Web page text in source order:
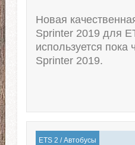
Новая
Sprinter 2019 для
используется пока
Sprinter 2019.
ETS 2 /Автобусы